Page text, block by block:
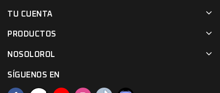
TU CUENTA
PRODUCTOS
NOSOLOROL
SÍGUENOS EN